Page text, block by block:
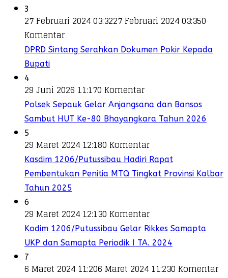
3
27 Februari 2024 03:3227 Februari 2024 03:350
Komentar
DPRD Sintang Serahkan Dokumen Pokir Kepada
Bupati
4
29 Juni 2026 11:170 Komentar
Polsek Sepauk Gelar Anjangsana dan Bansos
Sambut HUT Ke-80 Bhayangkara Tahun 2026
5
29 Maret 2024 12:180 Komentar
Kasdim 1206/Putussibau Hadiri Rapat
Pembentukan Penitia MTQ Tingkat Provinsi Kalbar
Tahun 2025
6
29 Maret 2024 12:130 Komentar
Kodim 1206/Putussibau Gelar Rikkes Samapta
UKP dan Samapta Periodik I TA. 2024
7
6 Maret 2024 11:206 Maret 2024 11:230 Komentar